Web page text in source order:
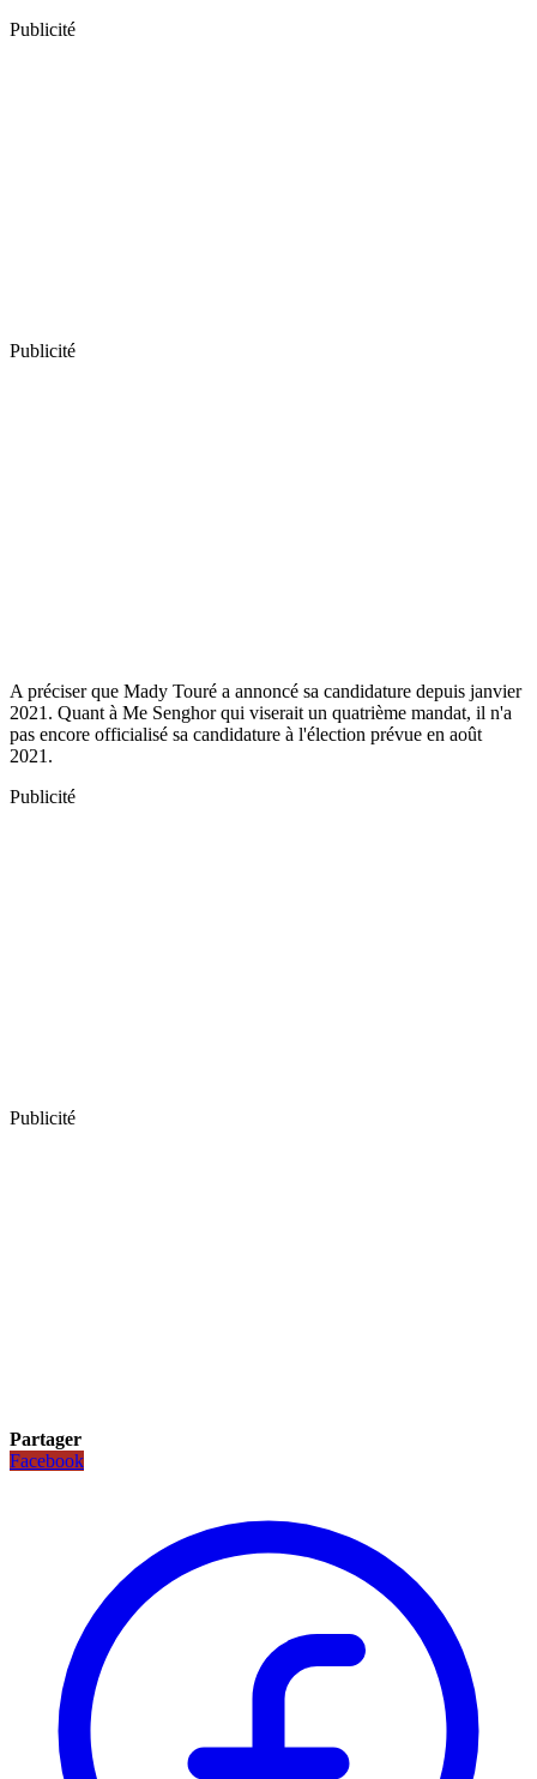
Publicité
Publicité
A préciser que Mady Touré a annoncé sa candidature depuis janvier
2021. Quant à Me Senghor qui viserait un quatrième mandat, il n'a
pas encore officialisé sa candidature à l'élection prévue en août
2021.
Publicité
Publicité
Partager
Facebook